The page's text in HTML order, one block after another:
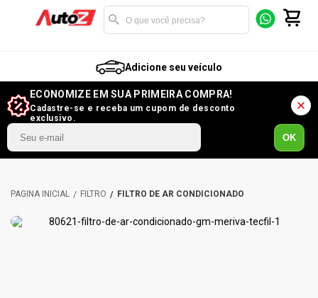
Adicione seu veículo
ECONOMIZE EM SUA PRIMEIRA COMPRA!
Cadastre-se e receba um cupom de desconto
exclusivo.
OK
FILTRO FILTRO DE AR CONDICIONADO